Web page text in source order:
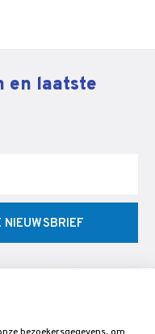
en laatste